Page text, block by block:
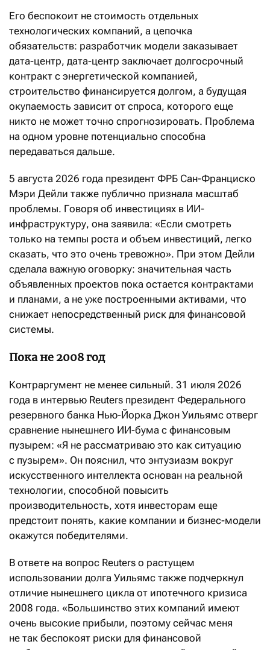
Его беспокоит не стоимость отдельных
технологических компаний, а цепочка
обязательств: разработчик модели заказывает
дата-центр, дата-центр заключает долгосрочный
контракт с энергетической компанией,
строительство финансируется долгом, а будущая
окупаемость зависит от спроса, которого еще
никто не может точно спрогнозировать. Проблема
на одном уровне потенциально способна
передаваться дальше.
5 августа 2026 года президент ФРБ Сан-Франциско
Мэри Дейли также публично признала масштаб
проблемы. Говоря об инвестициях в ИИ-
инфраструктуру, она заявила: «Если смотреть
только на темпы роста и объем инвестиций, легко
сказать, что это очень тревожно». При этом Дейли
сделала важную оговорку: значительная часть
объявленных проектов пока остается контрактами
и планами, а не уже построенными активами, что
снижает непосредственный риск для финансовой
системы.
Пока не 2008 год
Контраргумент не менее сильный. 31 июля 2026
года в интервью Reuters президент Федерального
резервного банка Нью-Йорка Джон Уильямс отверг
сравнение нынешнего ИИ-бума с финансовым
пузырем: «Я не рассматриваю это как ситуацию
с пузырем». Он пояснил, что энтузиазм вокруг
искусственного интеллекта основан на реальной
технологии, способной повысить
производительность, хотя инвесторам еще
предстоит понять, какие компании и бизнес-модели
окажутся победителями.
В ответе на вопрос Reuters о растущем
использовании долга Уильямс также подчеркнул
отличие нынешнего цикла от ипотечного кризиса
2008 года. «Большинство этих компаний имеют
очень высокие прибыли, поэтому сейчас меня
не так беспокоят риски для финансовой